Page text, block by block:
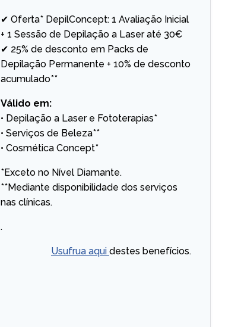
✔ Oferta* DepilConcept: 1 Avaliação Inicial
+ 1 Sessão de Depilação a Laser até 30€
✔ 25% de desconto em Packs de
Depilação Permanente + 10% de desconto
acumulado**
Válido em:
• Depilação a Laser e Fototerapias*
• Serviços de Beleza**
• Cosmética Concept*
*Exceto no Nível Diamante.
**Mediante disponibilidade dos serviços
nas clínicas.
.
Usufrua aqui destes benefícios.